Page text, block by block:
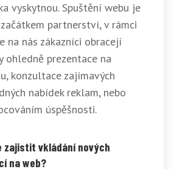
vyskytnou. Spuštění webu je
partnerství, v rámci
na nás zákazníci obracejí
ohledně prezentace na
konzultace zajímavých
nabídek reklam, nebo
úspěšnosti.
zajistit vkládání nových
na web?